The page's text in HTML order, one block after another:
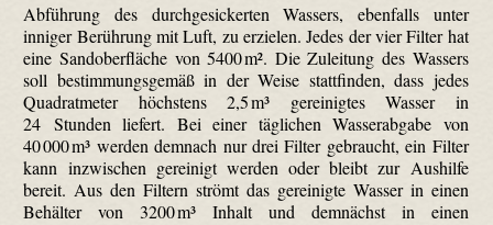
Abführung des durchgesickerten Wassers, ebenfalls unter
inniger Berührung mit Luft, zu erzielen. Jedes der vier Filter hat
eine Sandoberfläche von 5400 m². Die Zuleitung des Wassers
soll bestimmungsgemäß in der Weise stattfinden, dass jedes
Quadratmeter höchstens 2,5 m³ gereinigtes Wasser in
24 Stunden liefert. Bei einer täglichen Wasserabgabe von
40 000 m³ werden demnach nur drei Filter gebraucht, ein Filter
kann inzwischen gereinigt werden oder bleibt zur Aushilfe
bereit. Aus den Filtern strömt das gereinigte Wasser in einen
Behälter von 3200 m³ Inhalt und demnächst in einen